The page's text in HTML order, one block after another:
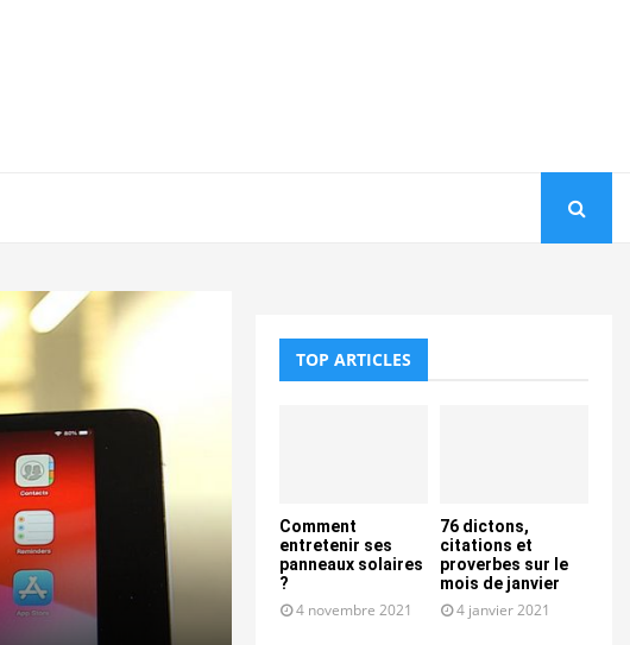
TOP ARTICLES
Comment
entretenir ses
panneaux solaires
?
4 novembre 2021
76 dictons,
citations et
proverbes sur le
mois de janvier
4 janvier 2021